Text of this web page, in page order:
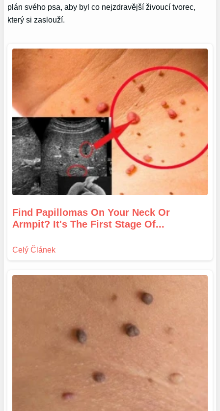
plán svého psa, aby byl co nejzdravější živoucí tvorec,
který si zaslouží.
Find Papillomas On Your Neck Or
Armpit? It's The First Stage Of...